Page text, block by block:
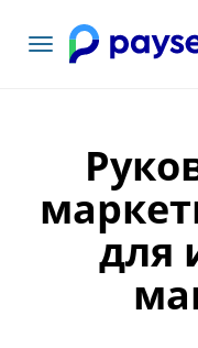
Toggle
navigation
для